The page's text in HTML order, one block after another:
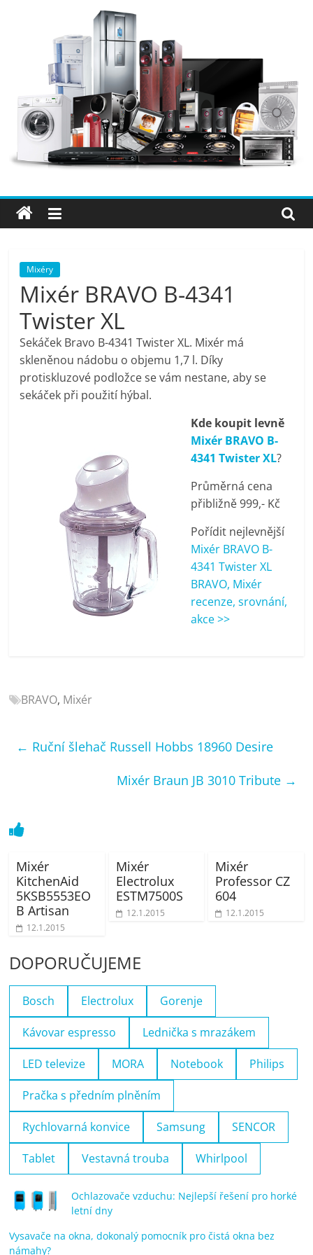
Elektro
OK
–
nejlepší
elektronika
porovnání,
pračky,
televize,
mobilní
telefony,
kávovary,
bazény
pračky,
mobilní
Mixéry
Mixér BRAVO B-4341
Twister XL
Sekáček Bravo B-4341 Twister XL. Mixér má
skleněnou nádobu o objemu 1,7 l. Díky
protiskluzové podložce se vám nestane, aby se
sekáček při použití hýbal.
Kde koupit levně
Mixér BRAVO B-
4341 Twister XL?
Průměrná cena
přibližně 999,- Kč
Pořídit nejlevnější
Mixér BRAVO B-
4341 Twister XL
BRAVO, Mixér
recenze, srovnání,
akce >>
BRAVO, Mixér
← Ruční šlehač Russell Hobbs 18960 Desire
Mixér Braun JB 3010 Tribute →
Mixér
KitchenAid
5KSB5553EO
B Artisan
12.1.2015
Mixér
Electrolux
ESTM7500S
12.1.2015
Mixér
Professor CZ
604
12.1.2015
DOPORUČUJEME
Bosch Electrolux Gorenje
Kávovar espresso Lednička s mrazákem
LED televize MORA Notebook Philips
Pračka s předním plněním
Rychlovarná konvice Samsung SENCOR
Tablet Vestavná trouba Whirlpool
Ochlazovače vzduchu: Nejlepší řešení pro horké
letní dny
Vysavače na okna, dokonalý pomocník pro čistá okna bez
námahy?